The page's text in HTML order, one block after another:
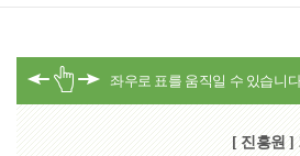
[ 진흥원 ]